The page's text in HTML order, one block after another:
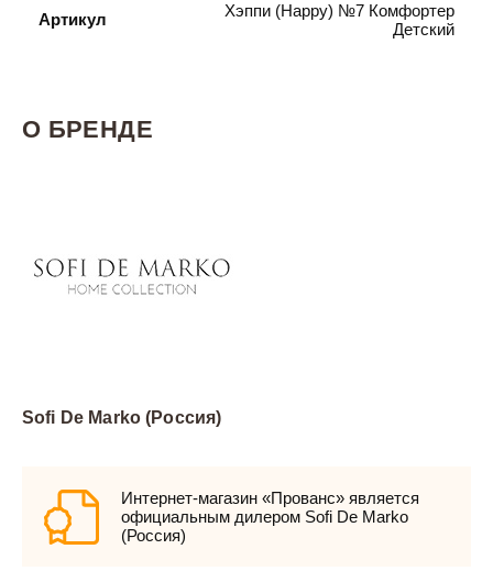
Артикул
Хэппи (Happy) №7 Комфортер
Детский
О БРЕНДЕ
Sofi De Marko (Россия)
Интернет-магазин «Прованс» является
официальным дилером Sofi De Marko
(Россия)